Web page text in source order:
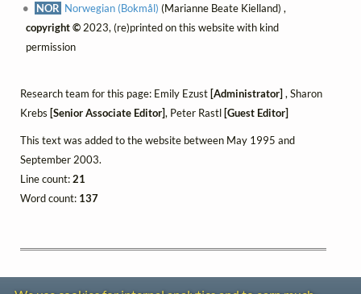
NOR Norwegian (Bokmål) (Marianne Beate Kielland) ,
copyright ©2023, (re)printed on this website with kind
permission
Research team for this page: Emily Ezust [Administrator] , Sharon
Krebs [Senior Associate Editor], Peter Rastl [Guest Editor]
This text was added to the website between May 1995 and
September 2003.
Line count:21
Word count: 137